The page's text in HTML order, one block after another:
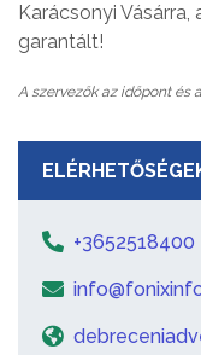
Karácsonyi
garantált!
A szervezők az időpont és
+3652518400